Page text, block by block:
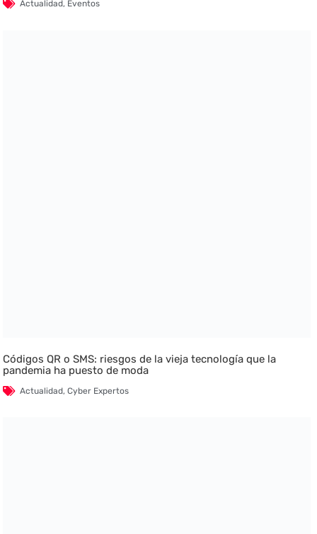
Actualidad, Eventos
Códigos QR o SMS: riesgos de la vieja tecnología que la
pandemia ha puesto de moda
Actualidad,Cyber Expertos